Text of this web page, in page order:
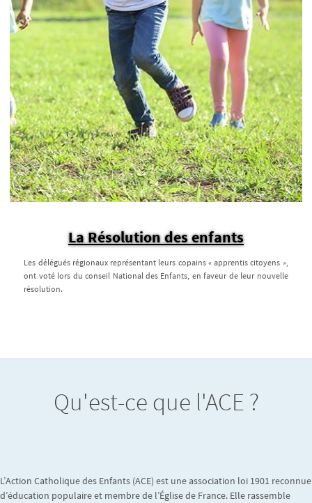
La Résolution des enfants
Les délégués régionaux représentant leurs copains « apprentis citoyens »,
ont voté lors du conseil National des Enfants, en faveur de leur nouvelle
résolution.
Qu'est-ce que l'ACE ?
L’Action Catholique des Enfants (ACE) est une association loi 1901 reconnue
d’éducation populaire et membre de l’Église de France. Elle rassemble